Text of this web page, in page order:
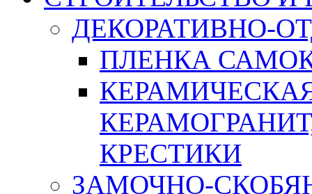
ДЕКОРАТИВНО-
ПЛЕНКА
КРЕСТИКИ
ЗАМОЧНО-